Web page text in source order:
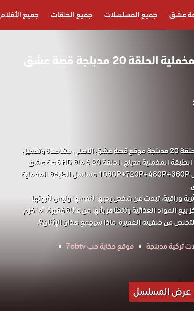
عشق جميع المسلسلات جميع الحلقات جميع الأفلام
مسلسل الطبقة المخملية الحلقة 20 مدبلجة قصة عشق
مسلسل الطبقة المخملية الحلقة 20 مدبلجة موقع قصة عشق الاصلي مشاهدة وتحميل
حصريا مسلسل الدراما التركي الطبقة المخملية مدبلج الحلقة 20 كاملة HD قصة عشق
باكثر من جودة مناسبة للجوال 1080P+720P+480P+360P مسلسل الطبقة المخملية
ثرية وراقية، تبحث عن شخص يحبها لنفسها وليس لثروتها
المواد الغذائية وتتظاهر بأنها من عائلة فقيرة. أما كرم
من خلفيته الفقيرة. ماذا سيجمع هذان الإثنان؟.
تركية مدبلجة
موقع حكاية حب 7obtv
عرض المسلسل